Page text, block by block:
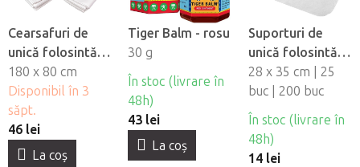
Cearsafuri de
unică folosintă
impermeabile
Fabulo, 10 buc
180 x 80 cm
Disponibil în 3
săpt.
46 lei
La coş
Tiger Balm - rosu
30 g
În stoc (livrare în
48h)
43 lei
La coş
Suporturi de
unică folosintă
pentru orificiul
fetei din material
netesut Fabulo
28 x 35 cm | 25
buc | 200 buc
În stoc (livrare în
48h)
14 lei